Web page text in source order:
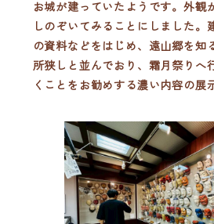
お城が建っていたようです。外観
しのぞいてみることにしました。
の資料などをはじめ、遠山郷を知
所狭しと並んでおり、霜月祭りへ
くことをお勧めする濃い内容の展